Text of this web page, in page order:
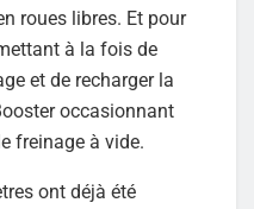
roues libres. Et pour
à la fois de
et de recharger la
occasionnant
freinage à vide.
ont déjà été